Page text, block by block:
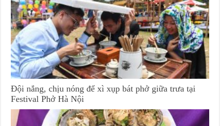
Đội nắng, chịu nóng để xì xụp bát phở giữa trưa tại
Festival Phở Hà Nội